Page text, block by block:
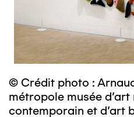
© Crédit photo :
métropole musée d’art
contemporain et d’art